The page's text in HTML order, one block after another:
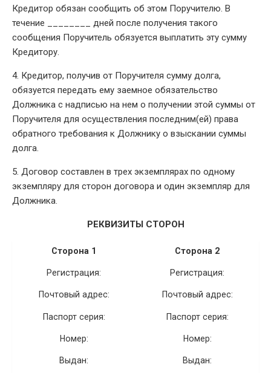
Кредитор обязан сообщить об этом Поручителю. В
течение ________ дней после получения такого
сообщения Поручитель обязуется выплатить эту сумму
Кредитору.
4. Кредитор, получив от Поручителя сумму долга,
обязуется передать ему заемное обязательство
Должника с надписью на нем о получении этой суммы от
Поручителя для осуществления последним(ей) права
обратного требования к Должнику о взыскании суммы
долга.
5. Договор составлен в трех экземплярах по одному
экземпляру для сторон договора и один экземпляр для
Должника.
РЕКВИЗИТЫ СТОРОН
Сторона 1
Регистрация:
Почтовый адрес:
Паспорт серия:
Номер:
Выдан:
Сторона 2
Регистрация:
Почтовый адрес:
Паспорт серия:
Номер:
Выдан: